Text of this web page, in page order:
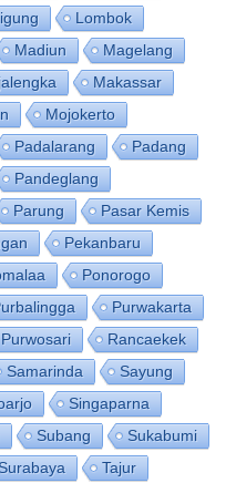
Lombok
Madiun
Magelang
Makassar
Mojokerto
Padalarang
Padang
Pandeglang
Parung
Pasar Kemis
Pekanbaru
Ponorogo
Purwakarta
Purwosari
Rancaekek
Samarinda
Sayung
Singaparna
Subang
Sukabumi
Tajur